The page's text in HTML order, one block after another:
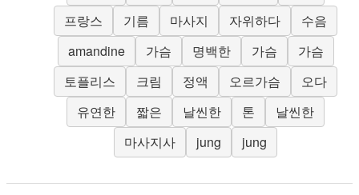
프랑스
기름 마사지 자위하다
수음
amandine
가슴 명백한 가슴
가슴
토플리스
크림 정액 오르가슴
오다
유연한
짧은 날씬한 톤
날씬한
마사지사
jung jung